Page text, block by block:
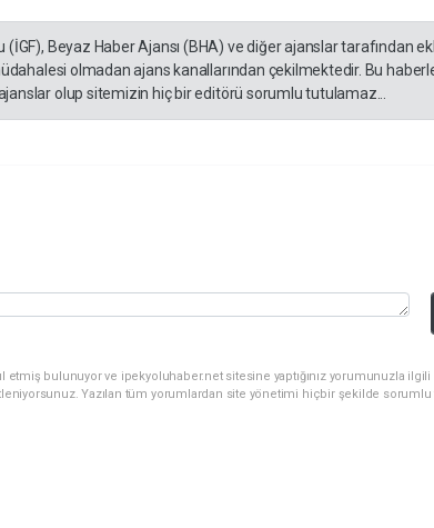
Beyaz Haber Ajansı (BHA) ve diğer ajanslar tarafından
olmadan ajans kanallarından çekilmektedir. Bu
olup sitemizin hiç bir editörü sorumlu tutulamaz...
etmiş bulunuyor ve ipekyoluhaber.net sitesine yaptığınız yorumunuzla
Yazılan tüm yorumlardan site yönetimi hiçbir şekilde